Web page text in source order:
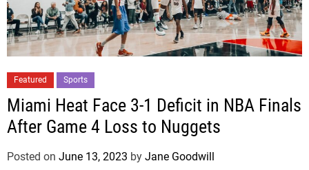
Featured Sports
Miami Heat Face 3-1 Deficit in NBA Finals
After Game 4 Loss to Nuggets
Posted on June 13, 2023 by Jane Goodwill